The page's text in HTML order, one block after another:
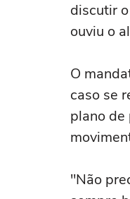
discutir
ouviu o
O
caso se
plano de
"Não